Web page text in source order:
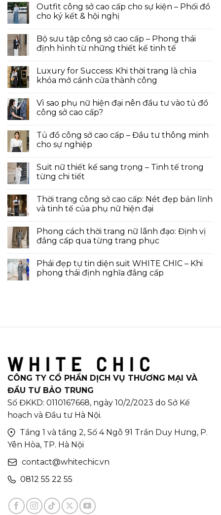
Outfit công sở cao cấp cho sự kiện – Phối đồ
cho ký kết & hội nghị
Bộ sưu tập công sở cao cấp – Phong thái
định hình từ những thiết kế tinh tế
Luxury for Success: Khi thời trang là chìa
khóa mở cánh cửa thành công
Vì sao phụ nữ hiện đại nên đầu tư vào tủ đồ
công sở cao cấp?
Tủ đồ công sở cao cấp – Đầu tư thông minh
cho sự nghiệp
Suit nữ thiết kế sang trọng – Tinh tế trong
từng chi tiết
Thời trang công sở cao cấp: Nét đẹp bản lĩnh
và tinh tế của phụ nữ hiện đại
Phong cách thời trang nữ lãnh đạo: Định vị
đẳng cấp qua từng trang phục
Phái đẹp tự tin diện suit WHITE CHIC – Khi
phong thái định nghĩa đẳng cấp
CÔNG TY CỔ PHẦN DỊCH VỤ THƯƠNG MẠI VÀ
ĐẦU TƯ BẢO TRUNG
Số ĐKKD: 0110167668, ngày 10/2/2023 do Sở Kế
hoạch và Đầu tư Hà Nội.
Tầng 1 và tầng 2, Số 4 Ngõ 91 Trần Duy Hưng, P.
Yên Hòa, TP. Hà Nội
contact@whitechic.vn
0812 55 22 55